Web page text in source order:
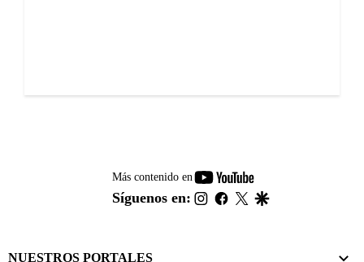
Más contenido en
youtube-
footer
Síguenos en: instagram
facebook
twitter
NUESTROS PORTALES